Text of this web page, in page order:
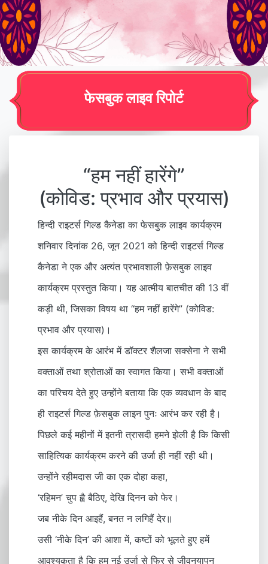
फेसबुक लाइव रिपोर्ट
“हम नहीं हारेंगे”
(कोविड: प्रभाव और प्रयास)
हिन्दी राइटर्स गिल्ड कैनेडा का फेसबुक लाइव कार्यक्रम
शनिवार दिनांक 26, जून 2021 को हिन्दी राइटर्स गिल्ड
कैनेडा ने एक और अत्यंत प्रभावशाली फ़ेसबुक लाइव
कार्यक्रम प्रस्तुत किया। यह आत्मीय बातचीत की 13 वीं
कड़ी थी, जिसका विषय था “हम नहीं हारेंगे” (कोविड:
प्रभाव और प्रयास)।
इस कार्यक्रम के आरंभ में डॉक्टर शैलजा सक्सेना ने सभी
वक्ताओं तथा श्रोताओं का स्वागत किया। सभी वक्ताओं
का परिचय देते हुए उन्होंने बताया कि एक व्यवधान के बाद
ही राइटर्स गिल्ड फ़ेसबुक लाइन पुनः आरंभ कर रही है।
पिछले कई महीनों में इतनी त्रासदी हमने झेली है कि किसी
साहित्यिक कार्यक्रम करने की उर्जा ही नहीं रही थी।
उन्होंने रहीमदास जी का एक दोहा कहा,
‘रहिमन’ चुप ह्वै बैठिए, देखि दिनन को फेर।
जब नीके दिन आइहैं, बनत न लगिहैं देर॥
उसी ‘नीके दिन’ की आशा में, कष्टों को भूलते हुए हमें
आवश्यकता है कि हम नई उर्जा से फिर से जीवनयापन